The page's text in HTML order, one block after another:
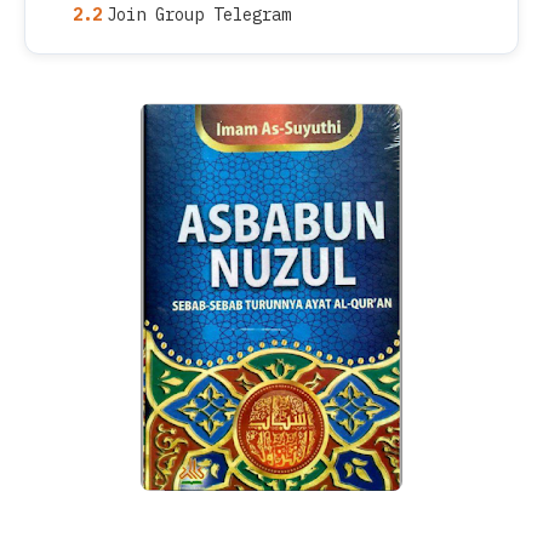
Join Group Telegram